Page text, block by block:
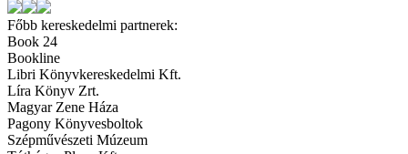
Főbb kereskedelmi partnerek:
Book 24
Bookline
Libri Könyvkereskedelmi Kft.
Líra Könyv Zrt.
Magyar Zene Háza
Pagony Könyvesboltok
Szépművészeti Múzeum